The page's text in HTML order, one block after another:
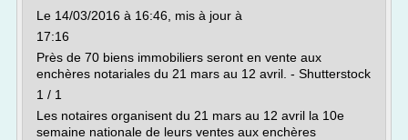
Le 14/03/2016 à 16:46, mis à jour à
17:16
Près de 70 biens immobiliers seront en vente aux
enchères notariales du 21 mars au 12 avril. - Shutterstock
1 / 1
Les notaires organisent du 21 mars au 12 avril la 10e
semaine nationale de leurs ventes aux enchères